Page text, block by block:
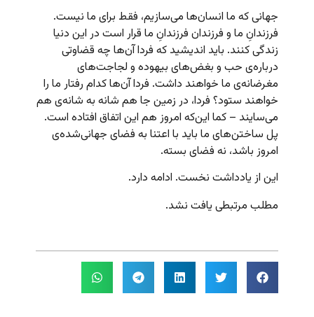
جهانی که ما انسان‌ها می‌سازیم، فقط برای ما نیست.
فرزندانِ ما و فرزندان فرزندانِ ما قرار است در این دنیا
زندگی کنند. باید اندیشید که فردا آن‌ها چه قضاوتی
درباره‌ی حب و بغض‌های بیهوده و لجاجت‌های
مغرضانه‌ی ما خواهند داشت. فردا آن‌ها کدام رفتار ما را
خواهند ستود؟ فردا، در زمین جا هم شانه به شانه‌ی هم
می‌سایند – کما این‌که امروز هم این اتفاق افتاده است.
پل ساختن‌های ما باید با اعتنا به فضای جهانی‌شده‌ی
امروز باشد، نه فضای بسته.
این از یادداشت نخست. ادامه دارد.
مطلب مرتبطی یافت نشد.